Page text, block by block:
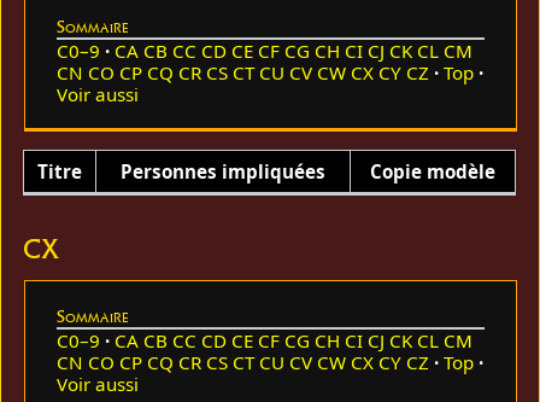
Sommaire
C0–9 CA CB CC CD CE CF CG CH CI CJ CK CL CM
CN CO CP CQ CR CS CT CU CV CW CX CY CZ
Top
Voir aussi
Titre Personnes impliquées Copie modèle
CX
Sommaire
C0–9 CA CB CC CD CE CF CG CH CI CJ CK CL CM
CN CO CP CQ CR CS CT CU CV CW CX CY CZ
Top
Voir aussi